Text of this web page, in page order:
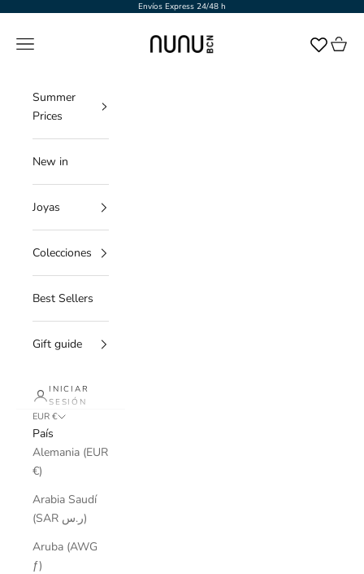
Envíos Express 24/48 h
NUNU BARCELONA
Menú Cesta
Summer
Prices
New in
Joyas
Colecciones
Best Sellers
Gift guide
INICIAR
SESIÓN
EUR €
País
Alemania (EUR
€)
Arabia Saudí
(SAR ر.س)
Aruba (AWG
ƒ)